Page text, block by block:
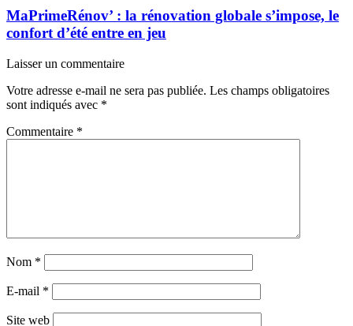
MaPrimeRénov’ : la rénovation globale s’impose, le
confort d’été entre en jeu
Laisser un commentaire
Votre adresse e-mail ne sera pas publiée. Les champs obligatoires
sont indiqués avec *
Commentaire *
Nom *
E-mail *
Site web